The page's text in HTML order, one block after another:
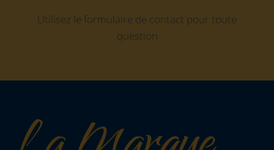
Utilisez le formulaire de contact pour toute
question